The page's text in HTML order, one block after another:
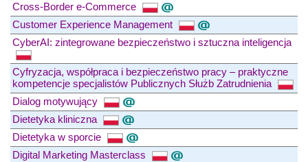
Cross-Border e-Commerce
Customer Experience Management
CyberAI: zintegrowane bezpieczeństwo i sztuczna inteligencja
Cyfryzacja, współpraca i bezpieczeństwo pracy – praktyczne
kompetencje specjalistów Publicznych Służb Zatrudnienia
Dialog motywujący
Dietetyka kliniczna
Dietetyka w sporcie
Digital Marketing Masterclass